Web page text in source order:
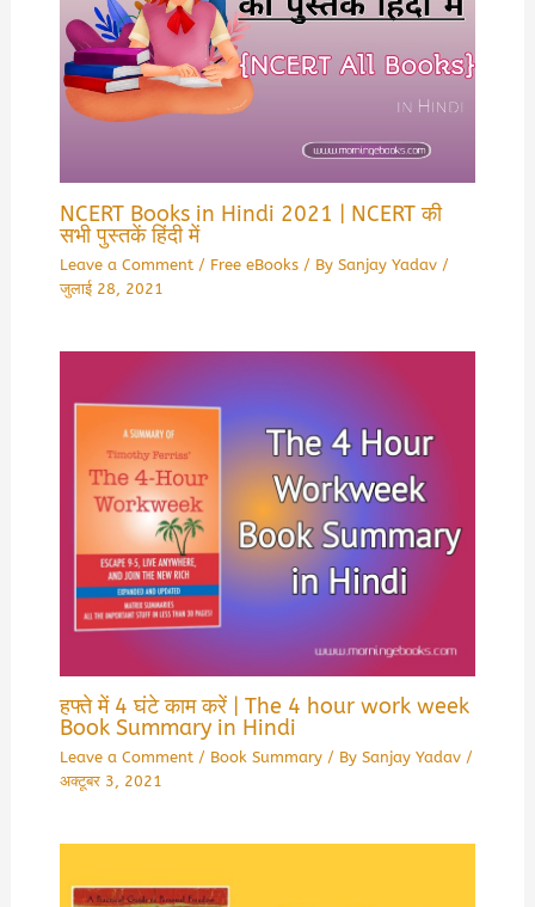
NCERT Books in Hindi 2021 | NCERT की
सभी पुस्तकें हिंदी में
Leave a Comment / Free eBooks/ By Sanjay Yadav /
जुलाई 28, 2021
हफ्ते में 4 घंटे काम करें | The 4 hour work week
Book Summary in Hindi
Leave a Comment / Book Summary/ By Sanjay Yadav /
अक्टूबर 3, 2021